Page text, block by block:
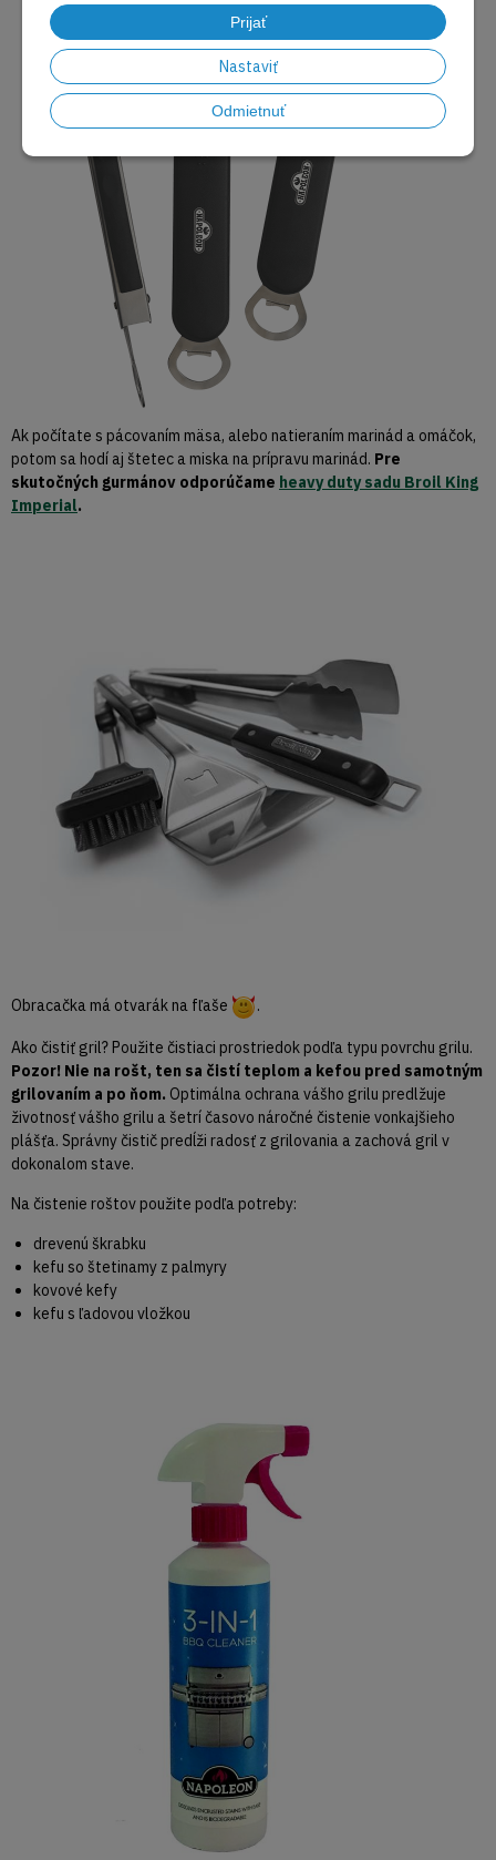
Prijať
Nastaviť
Odmietnuť
Ak počítate s pácovaním mäsa, alebo natieraním marinád a omáčok,
potom sa hodí aj štetec a miska na prípravu marinád. Pre
skutočných gurmánov odporúčame heavy duty sadu Broil King
Imperial.
Obracačka má otvarák na fľaše .
Ako čistiť gril? Použite čistiaci prostriedok podľa typu povrchu grilu.
Pozor! Nie na rošt, ten sa čistí teplom a kefou pred samotným
grilovaním a po ňom. Optimálna ochrana vášho grilu predlžuje
životnosť vášho grilu a šetrí časovo náročné čistenie vonkajšieho
plášťa. Správny čistič predĺži radosť z grilovania a zachová gril v
dokonalom stave.
Na čistenie roštov použite podľa potreby:
drevenú škrabku
kefu so štetinamy z palmyry
kovové kefy
kefu s ľadovou vložkou